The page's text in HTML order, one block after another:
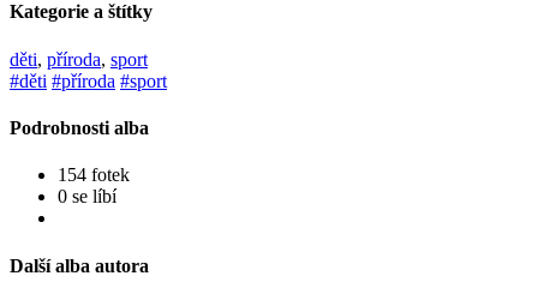
Kategorie a štítky
děti, příroda, sport
#děti #příroda #sport
Podrobnosti alba
154 fotek
0 se líbí
Další alba autora